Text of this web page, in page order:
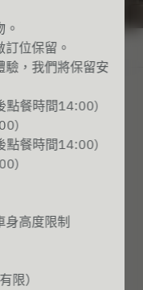
位保留。
，我們將保留安
點餐時間14:00)
點餐時間14:00)
高度限制
限）